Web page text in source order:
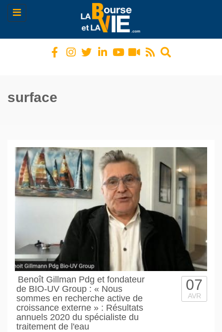
Toggle
navigation
surface
Benoît Gillman Pdg et fondateur
de BIO-UV Group : « Nous
sommes en recherche active de
croissance externe » : Résultats
annuels 2020 du spécialiste du
traitement de l'eau
07
AVR